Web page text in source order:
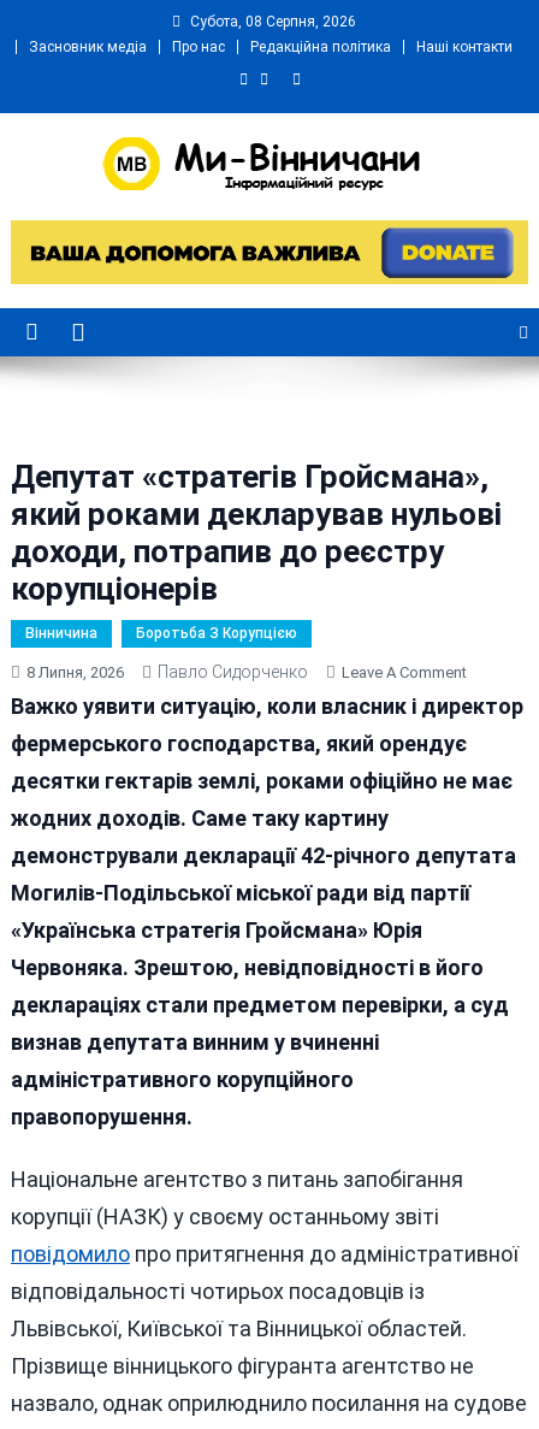
Субота, 08 Серпня, 2026
Засновник медіа
Про нас Редакційна політика Наші контакти
Ми Вінничани
Депутат «стратегів Гройсмана»,
який роками декларував нульові
доходи, потрапив до реєстру
корупціонерів
Вінничина Боротьба З Корупцією
8 Липня, 2026 Павло Сидорченко Leave A CommentOn
Депутат
Який
Нульові
Доходи,
Реєстру
Важко уявити ситуацію, коли власник і директор
фермерського господарства, який орендує
десятки гектарів землі, роками офіційно не має
жодних доходів. Саме таку картину
демонстрували декларації 42-річного депутата
Могилів-Подільської міської ради від партії
«Українська стратегія Гройсмана» Юрія
Червоняка. Зрештою, невідповідності в його
деклараціях стали предметом перевірки, а суд
визнав депутата винним у вчиненні
адміністративного корупційного
правопорушення.
Національне агентство з питань запобігання
корупції (НАЗК) у своєму останньому звіті
повідомилопро притягнення до адміністративної
відповідальності чотирьох посадовців із
Львівської, Київської та Вінницької областей.
Прізвище вінницького фігуранта агентство не
назвало, однак оприлюднило посилання на судове